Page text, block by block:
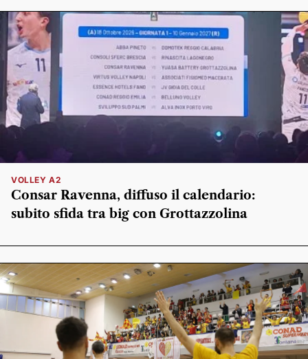
VOLLEY A2
Consar Ravenna, diffuso il calendario:
subito sfida tra big con Grottazzolina